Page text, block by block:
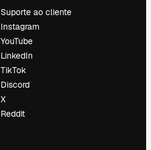
Suporte ao cliente
Instagram
YouTube
LinkedIn
TikTok
Discord
X
Reddit